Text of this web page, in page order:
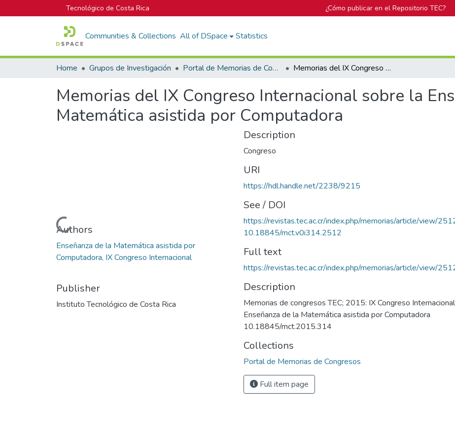
Tecnológico de Costa Rica ¿Cómo publicar en el Repositorio TEC?
Communities & Collections All of DSpace Statistics
Home Grupos de Investigación Portal de Memorias de Congresos Memorias del IX Congreso Internacional sobre la Enseñanza de la Matemática asistida por Computadora
Memorias del IX Congreso Internacional sobre la
Matemática asistida por Computadora
Loading...
Authors
Enseñanza de la Matemática asistida por
Computadora, IX Congreso Internacional
Publisher
Instituto Tecnológico de Costa Rica
Description
Congreso
URI
https://hdl.handle.net/2238/9215
See / DOI
https://revistas.tec.ac.cr/index.php/memorias/article/view/
10.18845/mct.v0i314.2512
Full text
https://revistas.tec.ac.cr/index.php/memorias/article/view/
Description
Memorias de congresos TEC; 2015: IX Congreso
Enseñanza de la Matemática asistida por Computadora
10.18845/mct.2015.314
Collections
Portal de Memorias de Congresos
Full item page